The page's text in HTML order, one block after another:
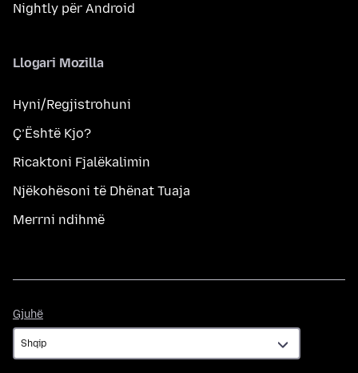
Nightly për Android
Llogari Mozilla
Hyni/Regjistrohuni
Ç’Është Kjo?
Ricaktoni Fjalëkalimin
Njëkohësoni të Dhënat Tuaja
Merrni ndihmë
Gjuhë